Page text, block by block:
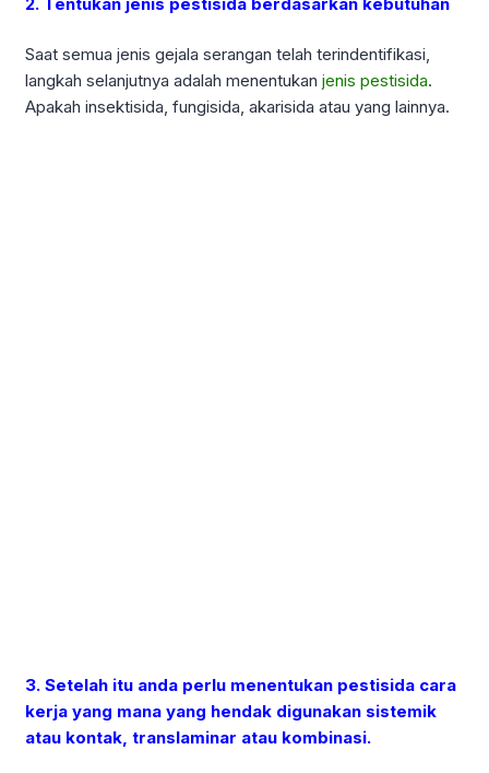
Saat semua jenis gejala serangan telah terindentifikasi,
langkah selanjutnya adalah menentukan jenis pestisida.
Apakah insektisida, fungisida, akarisida atau yang lainnya.
3. Setelah itu anda perlu menentukan pestisida cara
kerja yang mana yang hendak digunakan sistemik
atau kontak, translaminar atau kombinasi.